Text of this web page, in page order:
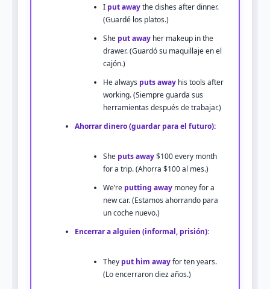
I put awaythe dishes after dinner.
(Guardé los platos.)
She put away her makeup in the
drawer. (Guardó su maquillaje en el
cajón.)
He always puts away his tools after
working. (Siempre guarda sus
herramientas después de trabajar.)
Ahorrar dinero (guardar para el futuro):
She puts away$100 every month
for a trip. (Ahorra $100 al mes.)
We’re putting away money for a
new car. (Estamos ahorrando para
un coche nuevo.)
Encerrar a alguien (informal, prisión):
They put him awayfor ten years.
(Lo encerraron diez años.)